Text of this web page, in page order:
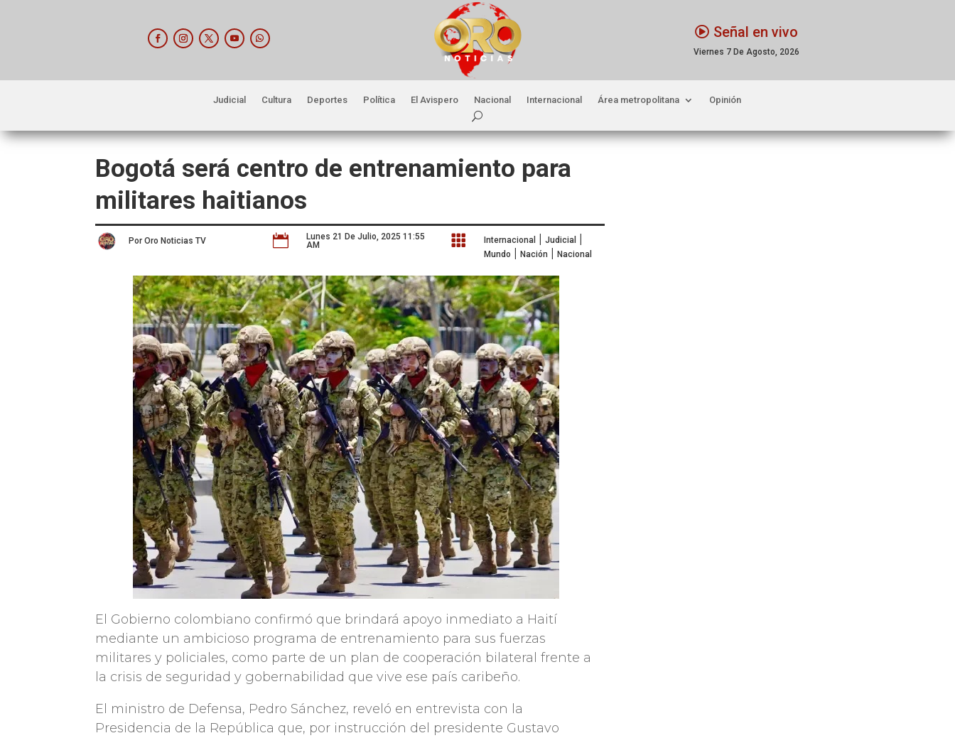
Señal en vivo
Viernes 7 De Agosto, 2026
Judicial Cultura Deportes Política El Avispero Nacional Internacional Área metropolitana Opinión
Bogotá será centro de entrenamiento para
militares haitianos
Por Oro Noticias TV 
Lunes 21 De Julio, 2025 11:55
AM
 Internacional |Judicial |
Mundo |Nación |Nacional
El Gobierno colombiano confirmó que brindará apoyo inmediato a Haití
mediante un ambicioso programa de entrenamiento para sus fuerzas
militares y policiales, como parte de un plan de cooperación bilateral frente a
la crisis de seguridad y gobernabilidad que vive ese país caribeño.
El ministro de Defensa, Pedro Sánchez, reveló en entrevista con la
Presidencia de la República que, por instrucción del presidente Gustavo